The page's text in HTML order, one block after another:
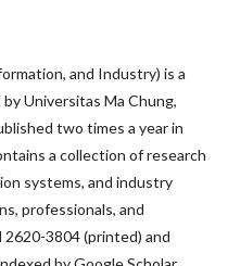
and Industry) is a
Universitas Ma Chung,
two times a year in
a collection of research
systems, and industry
professionals, and
3804 (printed) and